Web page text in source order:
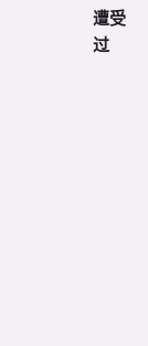
遭受
过